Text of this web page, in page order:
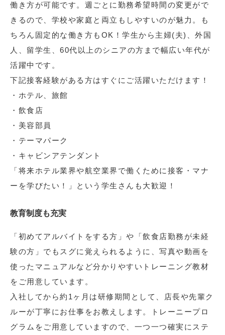
働き方が可能です。週ごとに勤務希望時間の変更がで
きるので、学校や家庭と両立もしやすいのが魅力。も
ちろん固定的な働き方もOK！学生から主婦(夫)、外国
人、留学生、60代以上のシニアの方まで幅広い年代が
活躍中です。
下記接客経験がある方はすぐにご活躍いただけます！
・ホテル、旅館
・飲食店
・美容部員
・テーマパーク
・キャビンアテンダント
「将来ホテル業界や航空業界で働くために接客・マナ
ーを学びたい！」という学生さんも大歓迎！
教育制度も充実
「初めてアルバイトをする方」や「飲食店勤務が未経
験の方」でもスグに覚えられるように、写真や動画を
使ったマニュアルなど分かりやすいトレーニング教材
をご用意しています。
入社してから約1ヶ月は研修期間として、店長や先輩ク
ルーが丁寧にお仕事をお教えします。トレーニープロ
グラムをご用意していますので、一つ一つ確実にステ